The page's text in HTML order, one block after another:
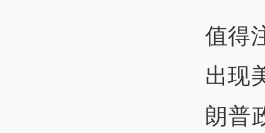
值得
出现
朗普